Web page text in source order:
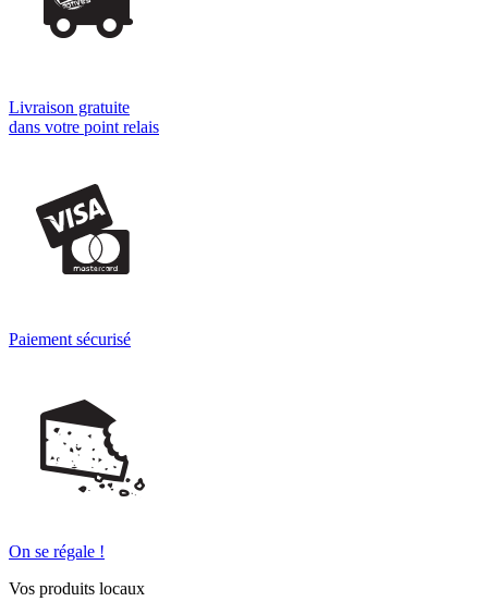
Livraison gratuite
dans votre point relais
Paiement sécurisé
On se régale !
Vos produits locaux